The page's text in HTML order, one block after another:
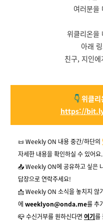
여러분을
위클리온을
아래
친구, 지인
👇 위클
https://
📜 Weekly ON 내용 중간/하단의
자세한 내용을 확인하실 수 있어요.
📤 Weekly ON에 공유하고 싶은
답장으로 연락주세요!
📩 Weekly ON 소식을 놓치지 않
에 weeklyon@onda.me를 추
📪수신거부를 원하신다면 여기를